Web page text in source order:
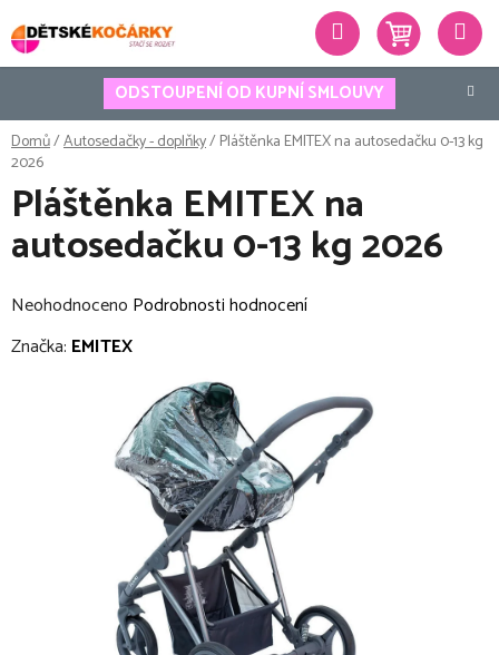
na
obsah
ODSTOUPENÍ OD KUPNÍ SMLOUVY
Hledat
Domů/Autosedačky - doplňky/Pláštěnka EMITEX na autosedačku 0-13 kg
2026
Pláštěnka EMITEX na
autosedačku 0-13 kg 2026
Průměrné
hodnocení
Neohodnoceno Podrobnosti hodnocení
Značka: EMITEX